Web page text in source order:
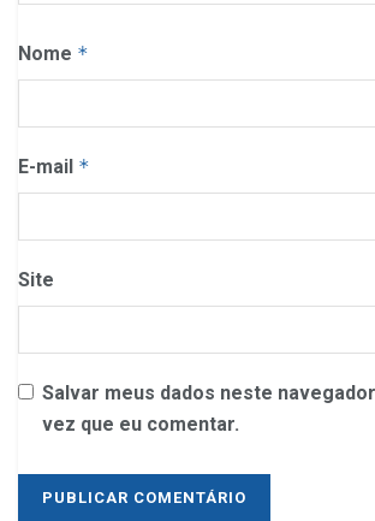
Nome *
E-mail *
Site
Salvar meus dados neste
vez que eu comentar.